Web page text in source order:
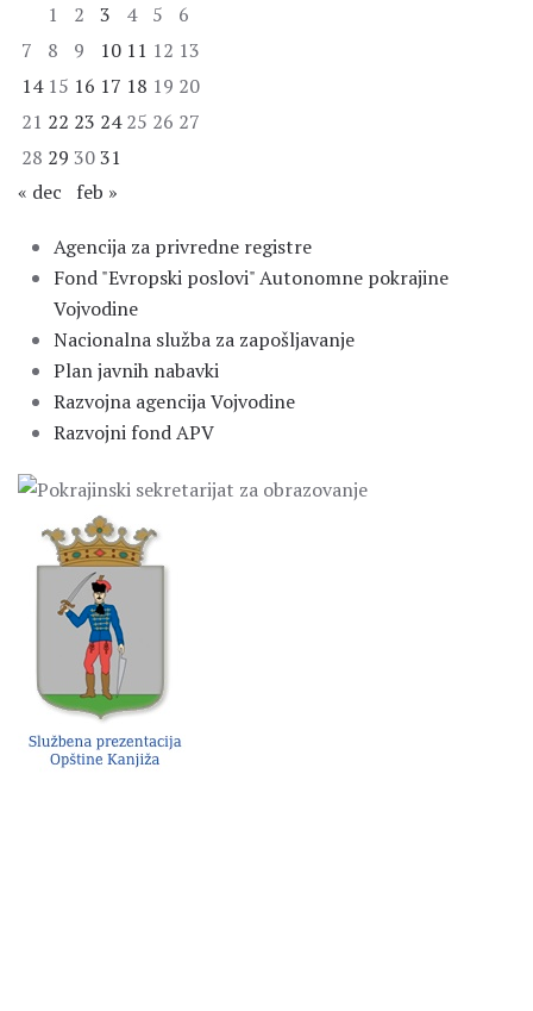
1
2 3 4 5
6
7
8 9 10 11 12 13
14 15 16 17 18 19 20
21 22 23 24 25 26 27
28 29 3031
« dec
feb »
Agencija za privredne registre
Fond "Evropski poslovi" Autonomne pokrajine
Vojvodine
Nacionalna služba za zapošljavanje
Plan javnih nabavki
Razvojna agencija Vojvodine
Razvojni fond APV